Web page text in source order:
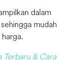
dalam
mudah
Terbaru & Cara